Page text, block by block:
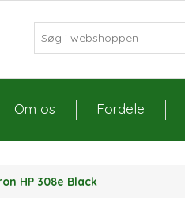
Om os Fordele
HP 308e Black